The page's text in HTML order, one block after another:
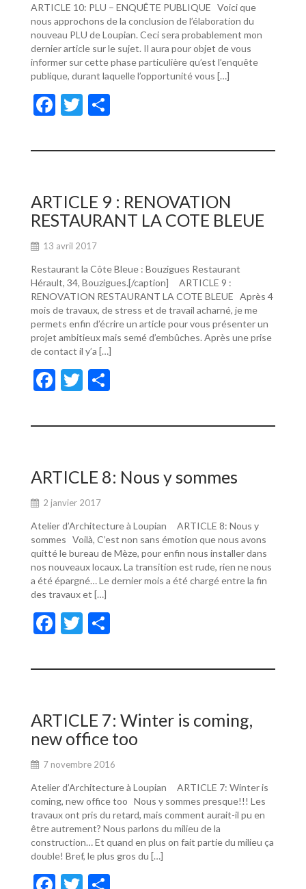
ARTICLE 10: PLU – ENQUÊTE PUBLIQUE Voici que
nous approchons de la conclusion de l’élaboration du
nouveau PLU de Loupian. Ceci sera probablement mon
dernier article sur le sujet. Il aura pour objet de vous
informer sur cette phase particulière qu’est l’enquête
publique, durant laquelle l’opportunité vous […]
F
e
o
o
k
T
itt ta
er
ARTICLE 9 : RENOVATION
RESTAURANT LA COTE BLEUE
13 avril 2017
Restaurant la Côte Bleue : Bouzigues Restaurant
Hérault, 34, Bouzigues.[/caption] ARTICLE 9 :
RENOVATION RESTAURANT LA COTE BLEUE Après 4
mois de travaux, de stress et de travail acharné, je me
permets enfin d’écrire un article pour vous présenter un
projet ambitieux mais semé d’embûches. Après une prise
de contact il y’a […]
F
e
o
o
k
T
itt ta
er
ARTICLE 8: Nous y sommes
2 janvier 2017
Atelier d’Architecture à Loupian ARTICLE 8: Nous y
sommes Voilà, C’est non sans émotion que nous avons
quitté le bureau de Mèze, pour enfin nous installer dans
nos nouveaux locaux. La transition est rude, rien ne nous
a été épargné… Le dernier mois a été chargé entre la fin
des travaux et […]
F
e
o
o
k
T
itt ta
er
ARTICLE 7: Winter is coming,
new office too
7 novembre 2016
Atelier d’Architecture à Loupian ARTICLE 7: Winter is
coming, new office too Nous y sommes presque!!! Les
travaux ont pris du retard, mais comment aurait-il pu en
être autrement? Nous parlons du milieu de la
construction… Et quand en plus on fait partie du milieu ça
double! Bref, le plus gros du […]